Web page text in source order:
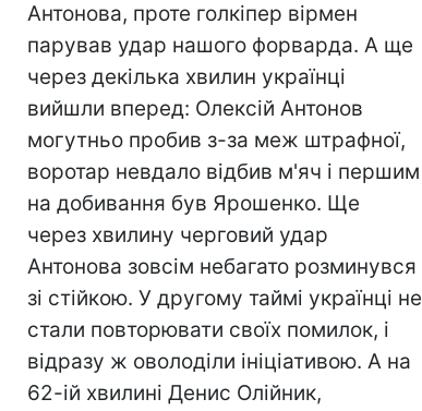
Антонова, проте голкіпер вірмен
парував удар нашого форварда. А ще
через декілька хвилин українці
вийшли вперед: Олексій Антонов
могутньо пробив з-за меж штрафної,
воротар невдало відбив м'яч і першим
на добивання був Ярошенко. Ще
через хвилину черговий удар
Антонова зовсім небагато розминувся
зі стійкою. У другому таймі українці не
стали повторювати своїх помилок, і
відразу ж оволоділи ініціативою. А на
62-ій хвилині Денис Олійник,